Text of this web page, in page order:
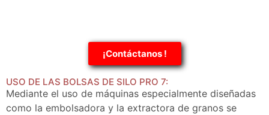
¡Contáctanos !
USO DE LAS BOLSAS DE SILO PRO 7:
Mediante el uso de máquinas especialmente diseñadas
como la embolsadora y la extractora de granos se